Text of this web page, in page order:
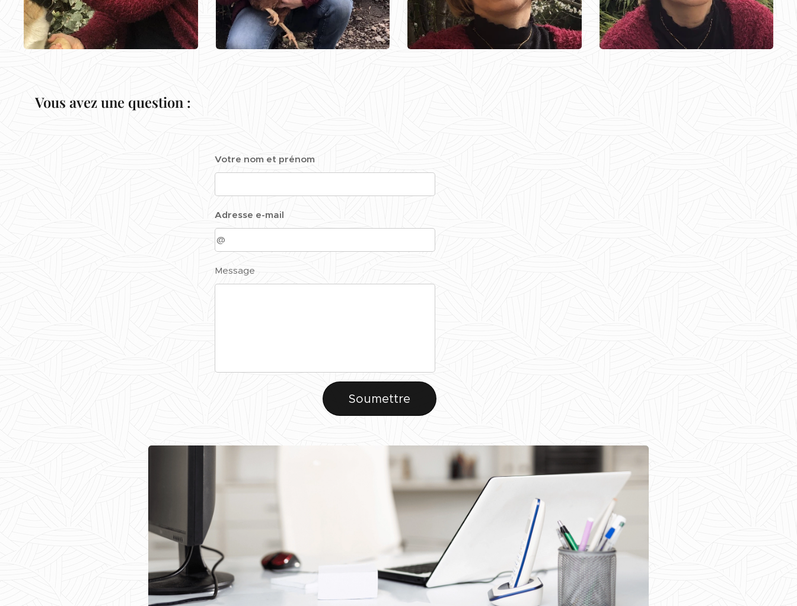
Vous avez une question :
Votre nom et prénom
Adresse e-mail
Message
Soumettre